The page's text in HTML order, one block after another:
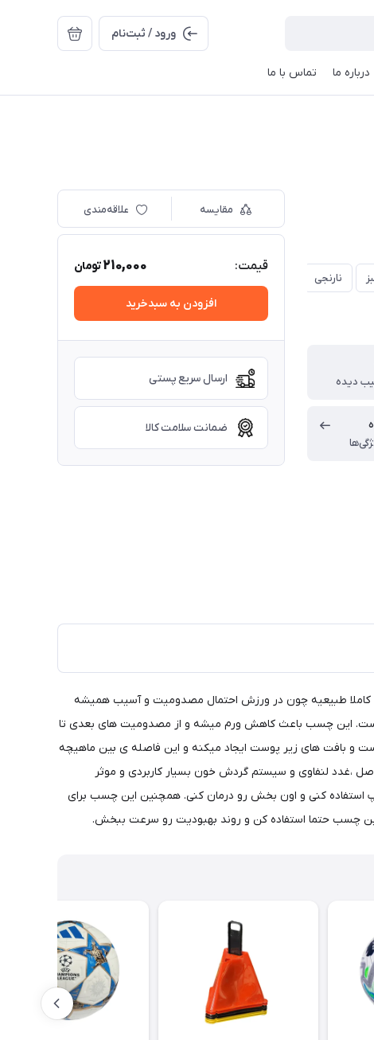
ورود / ثبت‌نام
درباره ما تماس با ما
نارنجی
دیده
مقایسه علاقه‌مندی
قیمت: 210,000تومان
افزودن به سبدخرید
ارسال سریع پستی
ضمانت سلامت کالا
کاملا طبیعیه چون در ورزش احتمال مصدومیت و آسیب همیشه
هست. این چسب باعث کاهش ورم میشه و از مصدومیت های بعدی تا
و بافت های زیر پوست ایجاد میکنه و این فاصله ی بین ماهیچه
،غدد لنفاوی و سیستم گردش خون بسیار کاربردی و موثر
استفاده کنی و اون بخش رو درمان کنی. همچنین این چسب برای
چسب حتما استفاده کن و روند بهبودیت رو سرعت ببخش.